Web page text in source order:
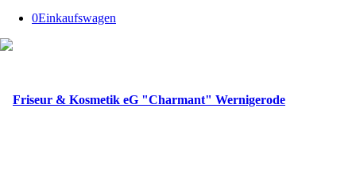
0Einkaufswagen